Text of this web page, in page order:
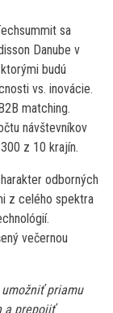
sa
Danube v
budú
vs. inovácie.
matching.
návštevníkov
z 10 krajín.
odborných
z celého spektra
večernou
priamu
a prepojiť